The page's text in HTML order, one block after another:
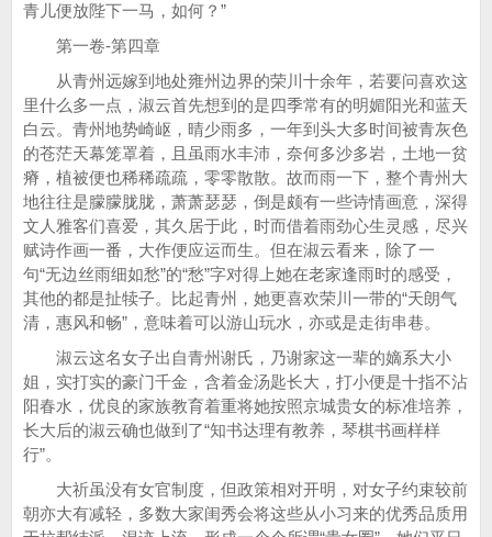
青儿便放陛下一马，如何？”
第一卷-第四章
从青州远嫁到地处雍州边界的荣川十余年，若要问喜欢这
里什么多一点，淑云首先想到的是四季常有的明媚阳光和蓝天
白云。青州地势崎岖，晴少雨多，一年到头大多时间被青灰色
的苍茫天幕笼罩着，且虽雨水丰沛，奈何多沙多岩，土地一贫
瘠，植被便也稀稀疏疏，零零散散。故而雨一下，整个青州大
地往往是朦朦胧胧，萧萧瑟瑟，倒是颇有一些诗情画意，深得
文人雅客们喜爱，其久居于此，时而借着雨劲心生灵感，尽兴
赋诗作画一番，大作便应运而生。但在淑云看来，除了一
句“无边丝雨细如愁”的“愁”字对得上她在老家逢雨时的感受，
其他的都是扯犊子。比起青州，她更喜欢荣川一带的“天朗气
清，惠风和畅”，意味着可以游山玩水，亦或是走街串巷。
淑云这名女子出自青州谢氏，乃谢家这一辈的嫡系大小
姐，实打实的豪门千金，含着金汤匙长大，打小便是十指不沾
阳春水，优良的家族教育着重将她按照京城贵女的标准培养，
长大后的淑云确也做到了“知书达理有教养，琴棋书画样样
行”。
大祈虽没有女官制度，但政策相对开明，对女子约束较前
朝亦大有减轻，多数大家闺秀会将这些从小习来的优秀品质用